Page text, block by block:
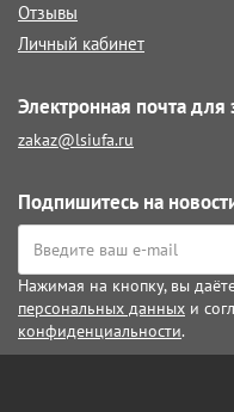
Отзывы
Личный кабинет
Электронная почта для
zakaz@lsiufa.ru
Подпишитесь на
Нажимая на кнопку, вы
персональных данных и
конфиденциальности.